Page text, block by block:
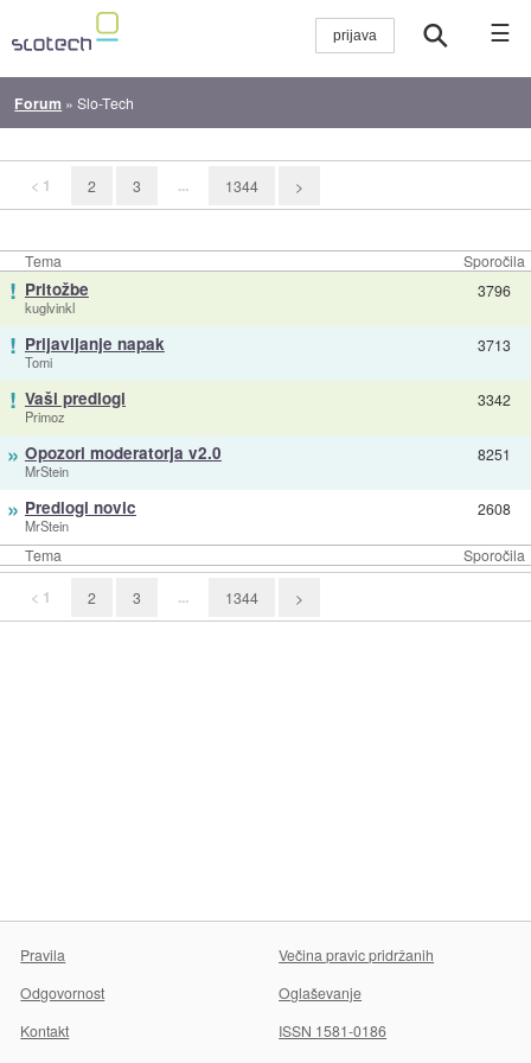
☰
Forum »Slo-Tech
< 1 2 3 ... 1344 >
Tema Sporočila
Tema Sporočila
! Pritožbe
kuglvinkl
3796
! Prijavljanje napak
Tomi
3713
! Vaši predlogi
Primoz
3342
» Opozori moderatorja v2.0
MrStein
8251
» Predlogi novic
MrStein
2608
< 1 2 3 ... 1344 >
Pravila
Večina pravic pridržanih
Odgovornost
Oglaševanje
Kontakt
ISSN 1581-0186